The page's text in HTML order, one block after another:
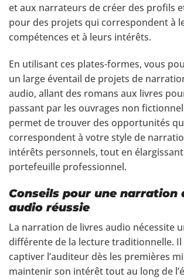
et aux narrateurs de créer des profils
pour des projets qui correspondent à
compétences et à leurs intérêts.
En utilisant ces plates-formes, vous
un large éventail de projets de
audio, allant des romans aux livres
passant par les ouvrages non
permet de trouver des opportunités
correspondent à votre style de
intérêts personnels, tout en
portefeuille professionnel.
Conseils pour une narration
audio réussie
La narration de livres audio nécessite
différente de la lecture traditionnelle. Il
captiver l’auditeur dès les premières
maintenir son intérêt tout au long de